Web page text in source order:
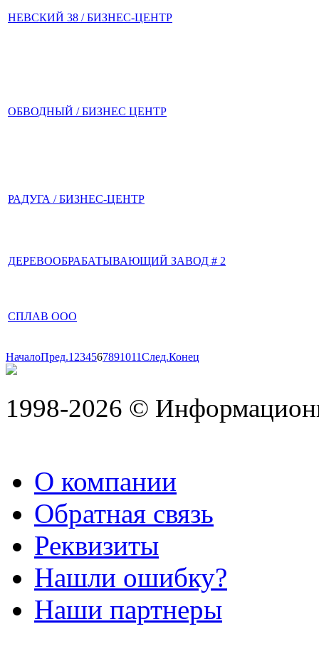
НЕВСКИЙ 38 / БИЗНЕС-ЦЕНТР
ОБВОДНЫЙ / БИЗНЕС ЦЕНТР
РАДУГА / БИЗНЕС-ЦЕНТР
ДЕРЕВООБРАБАТЫВАЮЩИЙ ЗАВОД # 2
СПЛАВ ООО
НачалоПред.1 234567891011След.Конец
1998-2026 ©
О компании
Обратная связь
Реквизиты
Нашли ошибку?
Наши партнеры